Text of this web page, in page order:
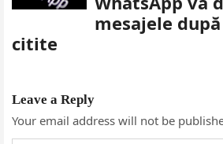
mesajele
citite
Leave a Reply
Your email address will not be